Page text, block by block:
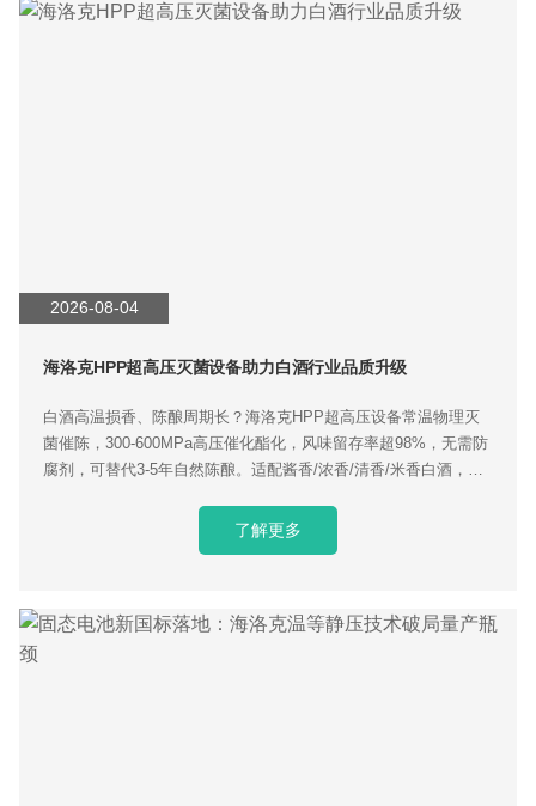
2026-08-04
海洛克HPP超高压灭菌设备助力白酒行业品质升级
白酒高温损香、陈酿周期长？海洛克HPP超高压设备常温物理灭
菌催陈，300-600MPa高压催化酯化，风味留存率超98%，无需防
腐剂，可替代3-5年自然陈酿。适配酱香/浓香/清香/米香白酒，单
了解更多